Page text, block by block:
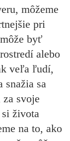
môžeme
pri
byť
alebo
veľa ľudí,
snažia sa
svoje
života
na to, ako